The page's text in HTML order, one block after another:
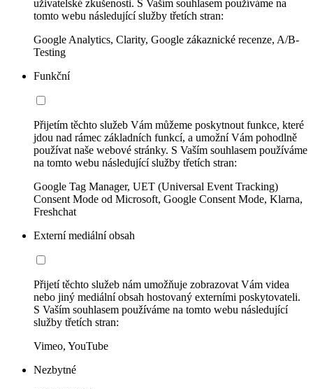
uživatelské zkušenosti. S Vaším souhlasem používáme na
tomto webu následující služby třetích stran:
Google Analytics, Clarity, Google zákaznické recenze, A/B-
Testing
Funkční
Přijetím těchto služeb Vám můžeme poskytnout funkce, které
jdou nad rámec základních funkcí, a umožní Vám pohodlně
používat naše webové stránky. S Vaším souhlasem používáme
na tomto webu následující služby třetích stran:
Google Tag Manager, UET (Universal Event Tracking)
Consent Mode od Microsoft, Google Consent Mode, Klarna,
Freshchat
Externí mediální obsah
Přijetí těchto služeb nám umožňuje zobrazovat Vám videa
nebo jiný mediální obsah hostovaný externími poskytovateli.
S Vaším souhlasem používáme na tomto webu následující
služby třetích stran:
Vimeo, YouTube
Nezbytné